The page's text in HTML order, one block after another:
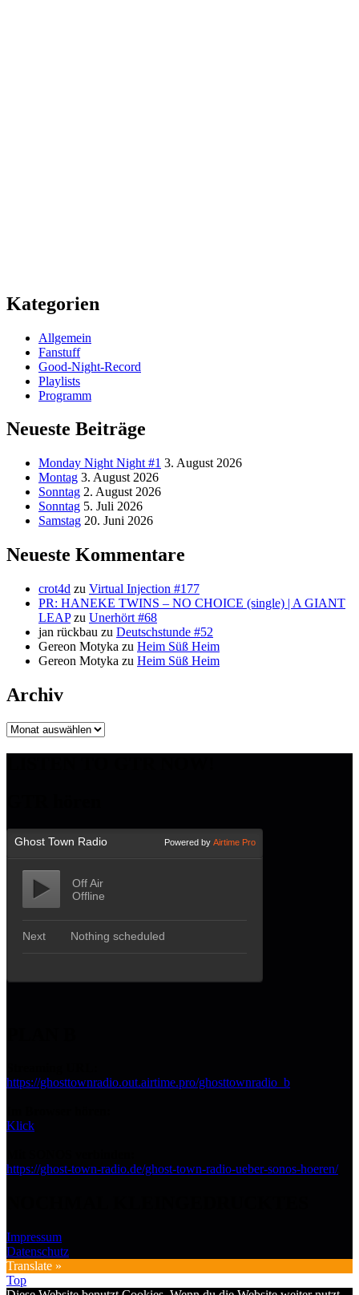
Kategorien
Allgemein
Fanstuff
Good-Night-Record
Playlists
Programm
Neueste Beiträge
Monday Night Night #1 3. August 2026
Montag 3. August 2026
Sonntag 2. August 2026
Sonntag 5. Juli 2026
Samstag 20. Juni 2026
Neueste Kommentare
crot4d zu Virtual Injection #177
PR: HANEKE TWINS – NO CHOICE (single) | A GIANT
LEAPzu Unerhört #68
jan rückbau zu Deutschstunde #52
Gereon Motyka zu Heim Süß Heim
Gereon Motyka zu Heim Süß Heim
Archiv
Archiv
https://ghosttownradio.out.airtime.pro/ghosttownradio_b
Klick
https://ghost-town-radio.de/ghost-town-radio-ueber-sonos-hoeren/
Impressum
Datenschutz
Translate »
Top